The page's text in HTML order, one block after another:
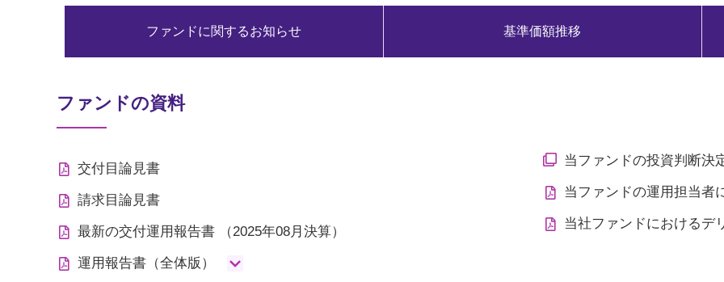
ファンドに関するお知らせ 基準価額推移
ファンドの資料
交付目論見書
請求目論見書
最新の交付運用報告書 （2025年08月決算）
運用報告書（全体版）
当ファンドの投資判断決
当ファンドの運用担当者
当社ファンドにおけるデ